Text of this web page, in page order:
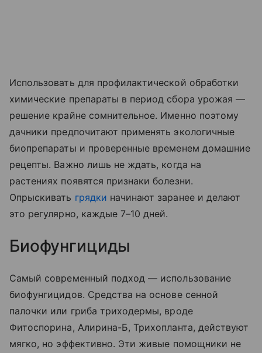
Использовать для профилактической обработки
химические препараты в период сбора урожая —
решение крайне сомнительное. Именно поэтому
дачники предпочитают применять экологичные
биопрепараты и проверенные временем домашние
рецепты. Важно лишь не ждать, когда на
растениях появятся признаки болезни.
Опрыскивать грядки начинают заранее и делают
это регулярно, каждые 7–10 дней.
Биофунгициды
Самый современный подход — использование
биофунгицидов. Средства на основе сенной
палочки или гриба триходермы, вроде
Фитоспорина, Алирина-Б, Трихопланта, действуют
мягко, но эффективно. Эти живые помощники не